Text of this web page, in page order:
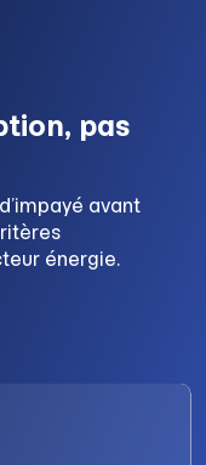
pas
avant
énergie.